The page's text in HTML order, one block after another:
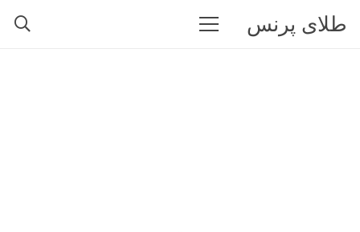
طلای پرنس